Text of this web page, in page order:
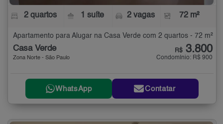
2 quartos 1 suíte 2 vagas 72 m²
Apartamento para Alugar na Casa Verde com 2 quartos - 72 m²
Casa Verde
Zona Norte - São Paulo
R$ 3.800
Condomínio: R$ 900
WhatsApp Contatar